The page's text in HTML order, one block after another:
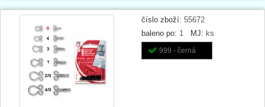
číslo zboží: 55672
baleno po: 1 MJ: ks
999 - černá